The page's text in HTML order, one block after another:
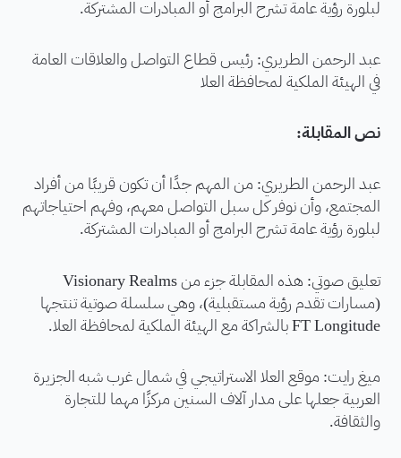
لبلورة رؤية عامة تشرح البرامج أو المبادرات المشتركة.
عبد الرحمن الطريري: رئيس قطاع التواصل والعلاقات العامة
في الهيئة الملكية لمحافظة العلا
نص المقابلة:
عبد الرحمن الطريري: من المهم جدًا أن تكون قريبًا من أفراد
المجتمع، وأن نوفر كل سبل التواصل معهم، وفهم احتياجاتهم
لبلورة رؤية عامة تشرح البرامج أو المبادرات المشتركة.
تعليق صوتي: هذه المقابلة جزء من Visionary Realms
(مسارات تقدم رؤية مستقبلية)، وهي سلسلة صوتية تنتجها
FT Longitude بالشراكة مع الهيئة الملكية لمحافظة العلا.
ميغ رايت: موقع العلا الاستراتيجي في شمال غرب شبه الجزيرة
العربية جعلها على مدار آلاف السنين مركزًا مهما للتجارة
والثقافة.